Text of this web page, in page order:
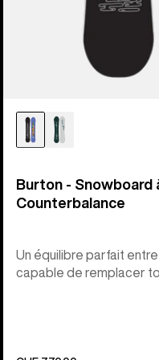
Burton - Snowboard
Counterbalance
Un équilibre parfait
capable de remplacer